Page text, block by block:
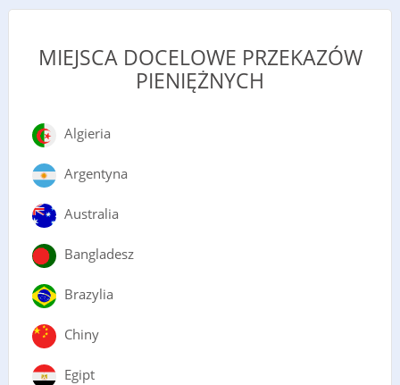
MIEJSCA DOCELOWE PRZEKAZÓW
PIENIĘŻNYCH
Algieria
Argentyna
Australia
Bangladesz
Brazylia
Chiny
Egipt